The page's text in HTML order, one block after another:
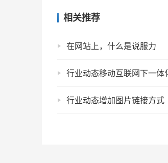
相关推荐
在网站上，什么是说服力
行业动态增加图片链接方式